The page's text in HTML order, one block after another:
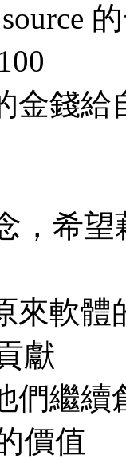
金錢
，希
來軟
獻
們繼
價值